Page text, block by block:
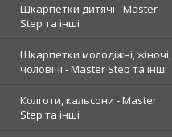
Шкарпетки дитячі - Master
Step та інші
Шкарпетки молодіжні, жіночі,
чоловічі - Master Step та інші
Колготи, кальсони - Master
Step та інші